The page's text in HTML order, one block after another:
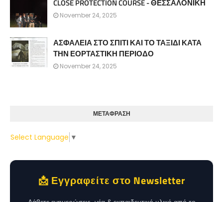
CLOSE PROTECTION COURSE - ΘΕΣΣΑΛΟΝΙΚΗ
November 24, 2025
ΑΣΦΑΛΕΙΑ ΣΤΟ ΣΠΙΤΙ ΚΑΙ ΤΟ ΤΑΞΙΔΙ ΚΑΤΑ
ΤΗΝ ΕΟΡΤΑΣΤΙΚΗ ΠΕΡΙΟΔΟ
November 24, 2025
ΜΕΤΑΦΡΑΣΗ
Select Language ▼
📩 Εγγραφείτε στο Newsletter